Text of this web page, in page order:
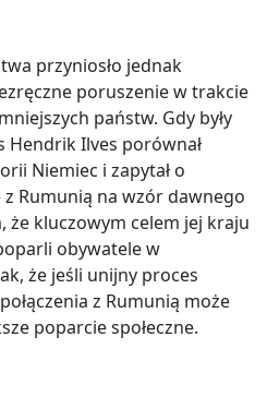
przyniosło jednak
poruszenie w trakcie
państw. Gdy były
Hendrik Ilves porównał
Niemiec i zapytał o
Rumunią na wzór dawnego
że kluczowym celem jej kraju
obywatele w
że jeśli unijny proces
z Rumunią może
poparcie społeczne.